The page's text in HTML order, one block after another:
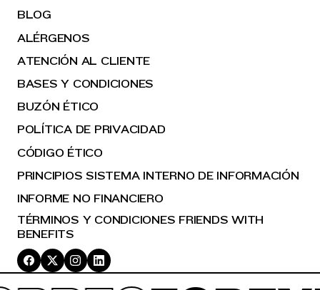
BLOG
ALÉRGENOS
ATENCIÓN AL CLIENTE
BASES Y CONDICIONES
BUZÓN ÉTICO
POLÍTICA DE PRIVACIDAD
CÓDIGO ÉTICO
PRINCIPIOS SISTEMA INTERNO DE INFORMACIÓN
INFORME NO FINANCIERO
TÉRMINOS Y CONDICIONES FRIENDS WITH
BENEFITS